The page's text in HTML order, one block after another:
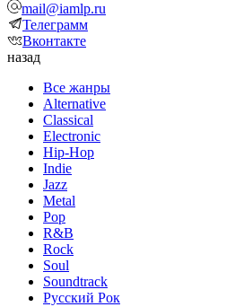
mail@iamlp.ru
Телеграмм
Вконтакте
назад
Все жанры
Alternative
Classical
Electronic
Hip-Hop
Indie
Jazz
Metal
Pop
R&B
Rock
Soul
Soundtrack
Русский Рок